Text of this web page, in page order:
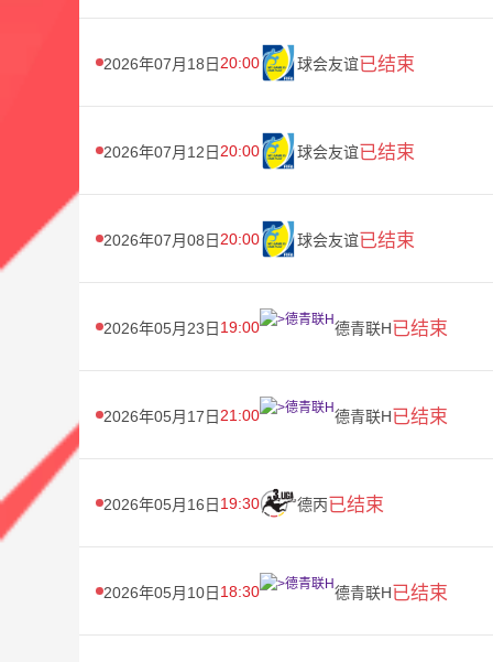
2026年07月18日20:00 球会友谊已结束
2026年07月12日20:00 球会友谊已结束
2026年07月08日20:00 球会友谊已结束
2026年05月23日19:00 德青联H已结束
2026年05月17日21:00 德青联H已结束
2026年05月16日19:30 德丙已结束
2026年05月10日18:30 德青联H已结束